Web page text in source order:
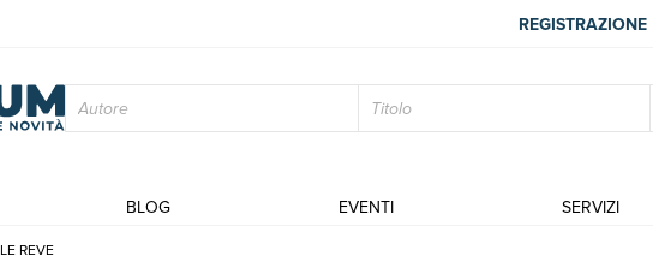
REGISTRAZIONE
BLOG EVENTI SERVIZI
LE REVE